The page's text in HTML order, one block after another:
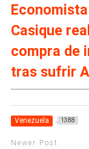
Casique
compra de
tras sufrir
Venezuela 1388
Newer Post